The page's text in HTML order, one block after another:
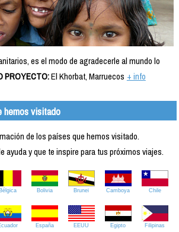
es el modo de agradecerle al mundo lo
PROYECTO:El Khorbat, Marruecos + info
hemos visitado
de los países que hemos visitado.
ayuda y que te inspire para tus próximos viajes.
Bélgica Bolivia Brunei Camboya Chile
España EEUU Egipto Filipinas